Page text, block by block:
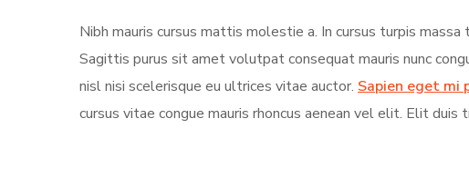
Nibh mauris cursus mattis molestie a. In cursus turpis
Sagittis purus sit amet volutpat consequat mauris nunc
nisl nisi scelerisque eu ultrices vitae auctor. Sapien eget mi
cursus vitae congue mauris rhoncus aenean vel elit. Elit